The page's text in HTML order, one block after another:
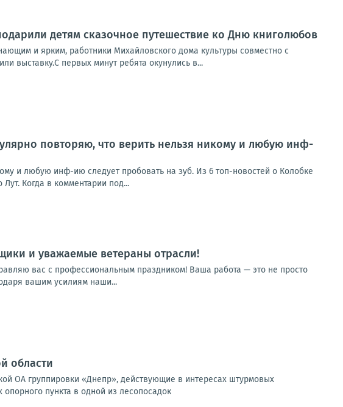
детям сказочное путешествие ко Дню книголюбов
и ярким, работники Михайловского дома культуры совместно с
выставку.С первых минут ребята окунулись в...
повторяю, что верить нельзя никому и любую инф-
и любую инф-ию следует пробовать на зуб. Из 6 топ-новостей о Колобке
Когда в комментарии под...
и уважаемые ветераны отрасли!
вас с профессиональным праздником! Ваша работа — это не просто
вашим усилиям наши...
области
ОА группировки «Днепр», действующие в интересах штурмовых
пункта в одной из лесопосадок